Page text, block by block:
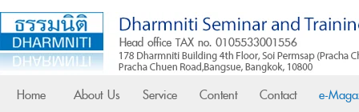
Home About Us Service Content Contact e-